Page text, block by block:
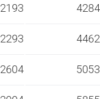
2193 4284
2293 4462
2604 5053